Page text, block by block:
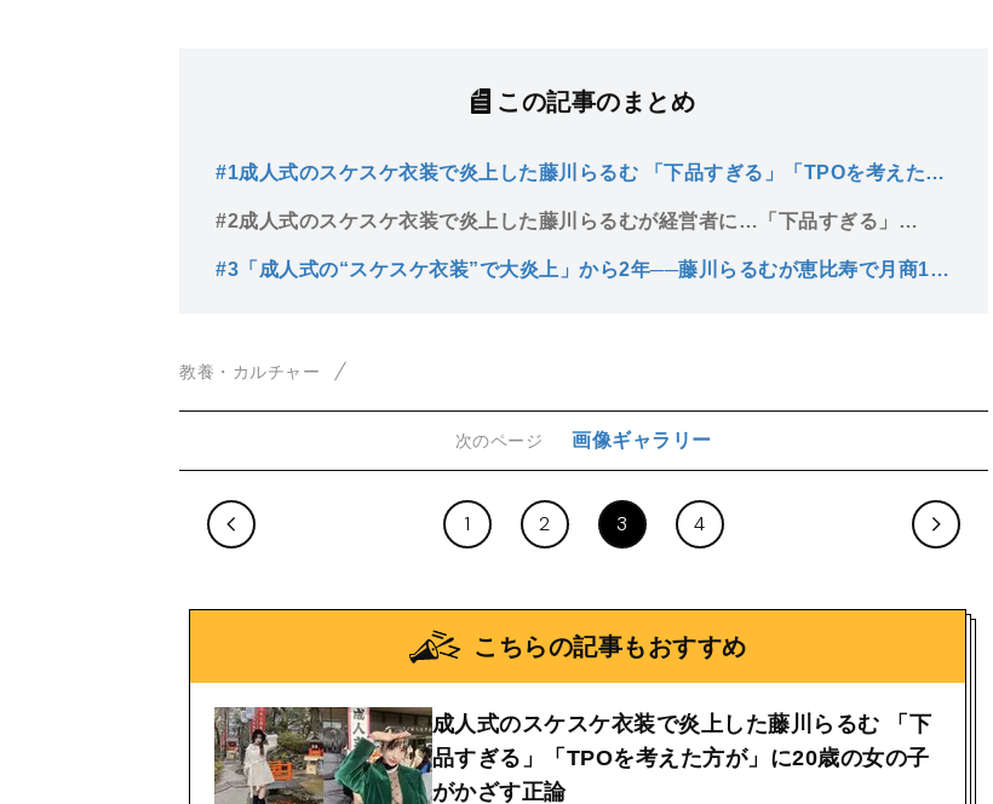
この記事のまとめ
#1成人式のスケスケ衣装で炎上した藤川らるむ 「下品すぎる」「TPOを考えた方
が」に20歳の女の子がかざす正論
#2成人式のスケスケ衣装で炎上した藤川らるむが経営者に…「下品すぎる」
「TPOを考えて」と言われた藤川の1年後「TPOをわきまえた服装で商談
#3 「成人式の“スケスケ衣装”で大炎上」から2年──藤川らるむが恵比寿で月商10
教養・カルチャー
次のページ 画像ギャラリー
1 2 3 4
こちらの記事もおすすめ
成人式のスケスケ衣装で炎上した藤川らるむ 「下
品すぎる」「TPOを考えた方が」に20歳の女の子
がかざす正論